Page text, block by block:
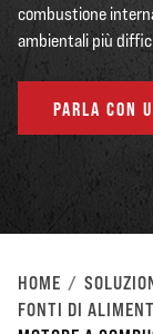
combustione
ambientali più
PARLA CON
HOME
FONTI DI